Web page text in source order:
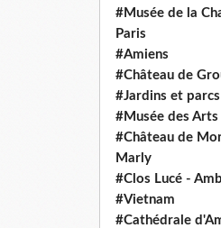
#Musée de la
Paris
#Amiens
#Château de
#Jardins et parcs
#Musée des
#Château de
Marly
#Clos Lucé -
#Vietnam
#Cathédrale